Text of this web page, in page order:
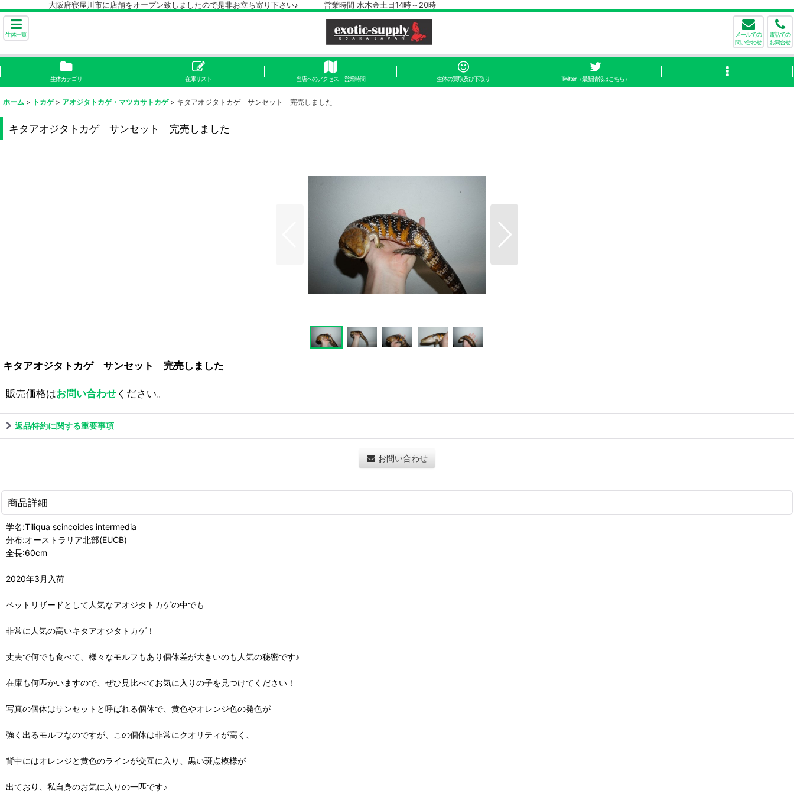
大阪府寝屋川市に店舗をオープン致しましたので是非お立ち寄り下さい♪ 営業時間 水木金土日14時～20時
生体一覧
メールでの
問い合わせ
電話での
お問合せ
生体カテゴリ 在庫リスト 当店へのアクセス 営業時間 生体の買取及び下取り Twitter（最新情報はこちら）
ホーム > トカゲ > アオジタトカゲ・マツカサトカゲ > キタアオジタトカゲ サンセット 完売しました
キタアオジタトカゲ サンセット 完売しました
キタアオジタトカゲ サンセット 完売しました
販売価格はお問い合わせください。
返品特約に関する重要事項
お問い合わせ
商品詳細
学名:Tiliqua scincoides intermedia
分布:オーストラリア北部(EUCB)
全長:60cm
2020年3月入荷
ペットリザードとして人気なアオジタトカゲの中でも
非常に人気の高いキタアオジタトカゲ！
丈夫で何でも食べて、様々なモルフもあり個体差が大きいのも人気の秘密です♪
在庫も何匹かいますので、ぜひ見比べてお気に入りの子を見つけてください！
写真の個体はサンセットと呼ばれる個体で、黄色やオレンジ色の発色が
強く出るモルフなのですが、この個体は非常にクオリティが高く、
背中にはオレンジと黄色のラインが交互に入り、黒い斑点模様が
出ており、私自身のお気に入りの一匹です♪